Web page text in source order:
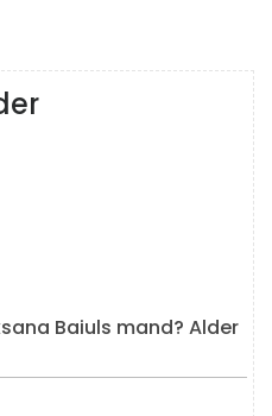
Baiuls mand? Alder